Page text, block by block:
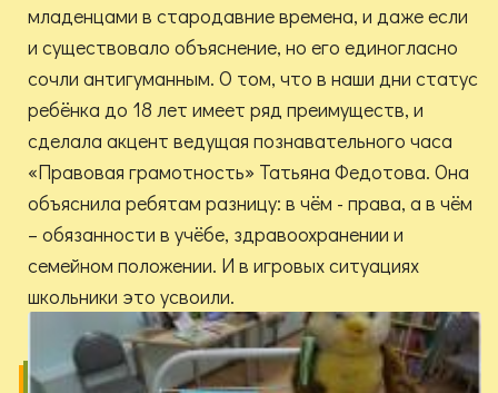
младенцами в стародавние времена, и даже если
и существовало объяснение, но его единогласно
сочли антигуманным. О том, что в наши дни статус
ребёнка до 18 лет имеет ряд преимуществ, и
сделала акцент ведущая познавательного часа
«Правовая грамотность» Татьяна Федотова. Она
объяснила ребятам разницу: в чём - права, а в чём
– обязанности в учёбе, здравоохранении и
семейном положении. И в игровых ситуациях
школьники это усвоили.